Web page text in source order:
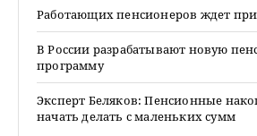
Работающих пенсионеров ждет
В России разрабатывают новую
программу
Эксперт Беляков: Пенсионные
начать делать с маленьких сумм